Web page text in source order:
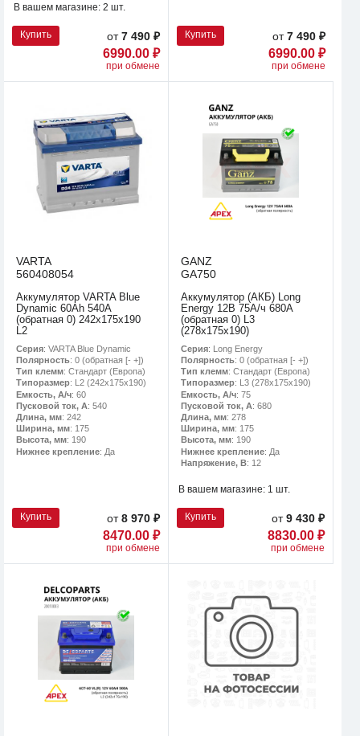
В вашем магазине: 2 шт.
Купить от7 490 ₽
6990.00 ₽
при обмене
Купить от7 490 ₽
6990.00 ₽
при обмене
VARTA
560408054
Аккумулятор VARTA Blue
Dynamic 60Ah 540A
(обратная 0) 242x175x190
L2
Серия: VARTA Blue Dynamic
Полярность: 0 (обратная [- +])
Тип клемм: Стандарт (Европа)
Типоразмер: L2 (242х175х190)
Емкость, А/ч: 60
Пусковой ток, А: 540
Длина, мм: 242
Ширина, мм: 175
Высота, мм: 190
Нижнее крепление: Да
Купить от8 970 ₽
8470.00 ₽
при обмене
GANZ
GA750
Аккумулятор (АКБ) Long
Energy 12В 75А/ч 680A
(обратная 0) L3
(278х175х190)
Серия: Long Energy
Полярность: 0 (обратная [- +])
Тип клемм: Стандарт (Европа)
Типоразмер: L3 (278х175х190)
Емкость, А/ч: 75
Пусковой ток, А: 680
Длина, мм: 278
Ширина, мм: 175
Высота, мм: 190
Нижнее крепление: Да
Напряжение, В: 12
В вашем магазине: 1 шт.
Купить от9 430 ₽
8830.00 ₽
при обмене